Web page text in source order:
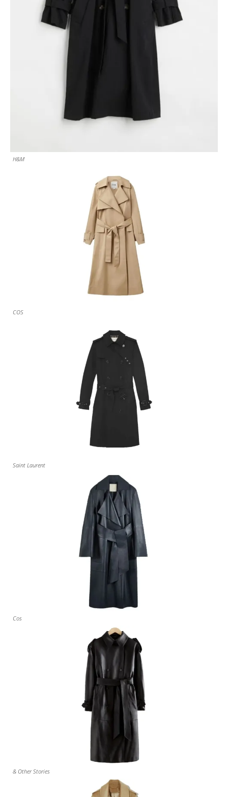
H&M
COS
Saint Laurent
Cos
& Other Stories